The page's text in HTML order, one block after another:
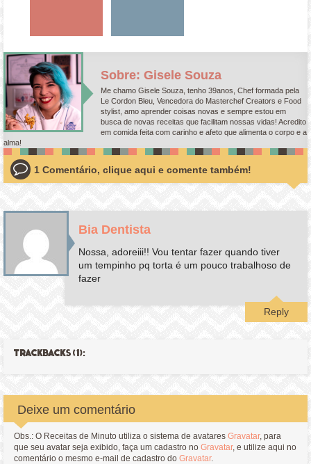
Sobre: Gisele Souza
Me chamo Gisele Souza, tenho 39anos, Chef formada pela
Le Cordon Bleu, Vencedora do Masterchef Creators e Food
stylist, amo aprender coisas novas e sempre estou em
busca de novas receitas que facilitam nossas vidas! Acredito
em comida feita com carinho e afeto que alimenta o corpo e a
alma!
1 Comentário, clique aqui e comente também!
Bia Dentista
Nossa, adoreiii!! Vou tentar fazer quando tiver
um tempinho pq torta é um pouco trabalhoso de
fazer
Reply
TRACKBACKS (1):
Deixe um comentário
Obs.: O Receitas de Minuto utiliza o sistema de avataresGravatar, para
que seu avatar seja exibido, faça um cadastro noGravatar, e utilize aqui no
comentário o mesmo e-mail de cadastro doGravatar.